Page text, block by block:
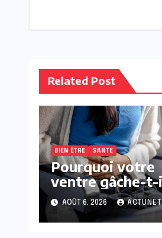
Related Post
BIEN ÊTRE SANTE
Pourquoi votre
ventre gâche-t-
premiers jours
vos vacances ?
AOÛT 6, 2026 ACTUNET